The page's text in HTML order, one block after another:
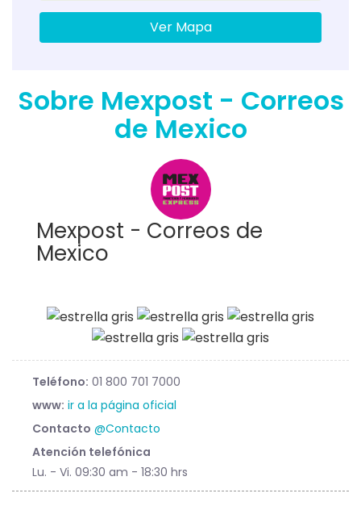
Ver Mapa
Sobre Mexpost - Correos
de Mexico
Mexpost - Correos de
Mexico
Teléfono: 01 800 701 7000
www: ir a la página oficial
Contacto @Contacto
Atención telefónica
Lu. - Vi. 09:30 am - 18:30 hrs